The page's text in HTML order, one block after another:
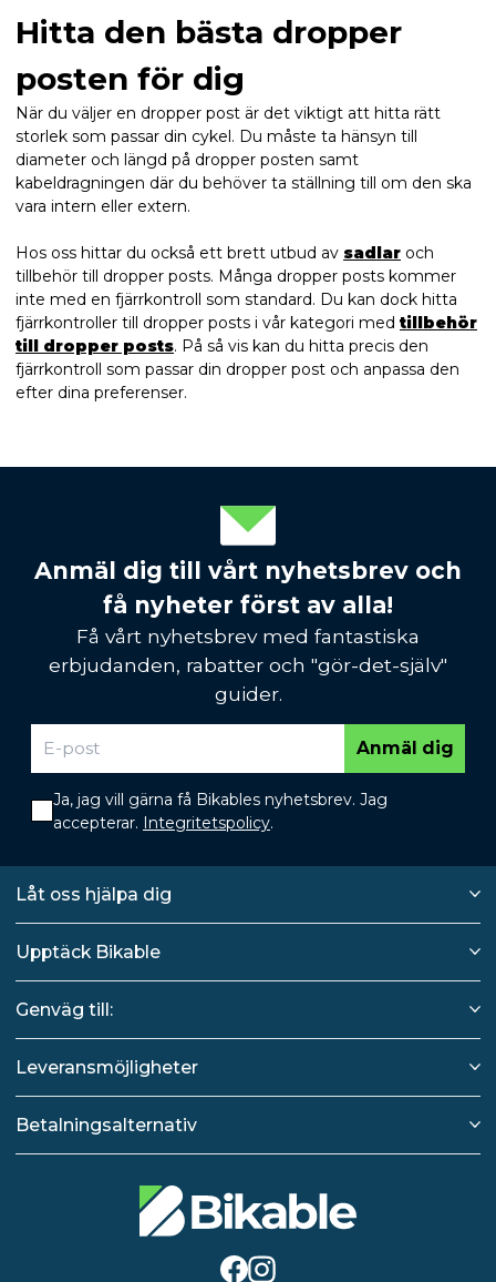
Hitta den bästa dropper
posten för dig
När du väljer en dropper post är det viktigt att hitta rätt
storlek som passar din cykel. Du måste ta hänsyn till
diameter och längd på dropper posten samt
kabeldragningen där du behöver ta ställning till om den ska
vara intern eller extern.
Hos oss hittar du också ett brett utbud av sadlar och
tillbehör till dropper posts. Många dropper posts kommer
inte med en fjärrkontroll som standard. Du kan dock hitta
fjärrkontroller till dropper posts i vår kategori med tillbehör
till dropper posts. På så vis kan du hitta precis den
fjärrkontroll som passar din dropper post och anpassa den
efter dina preferenser.
Anmäl dig till vårt nyhetsbrev och
få nyheter först av alla!
Få vårt nyhetsbrev med fantastiska
erbjudanden, rabatter och "gör-det-själv"
guider.
Anmäl dig
Ja, jag vill gärna få Bikables nyhetsbrev. Jag
accepterar. Integritetspolicy.
Låt oss hjälpa dig
Upptäck Bikable
Genväg till:
Leveransmöjligheter
Betalningsalternativ